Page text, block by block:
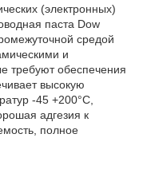
(электронных)
паста Dow
средой
и
требуют обеспечения
высокую
-45 +200°С,
адгезия к
полное